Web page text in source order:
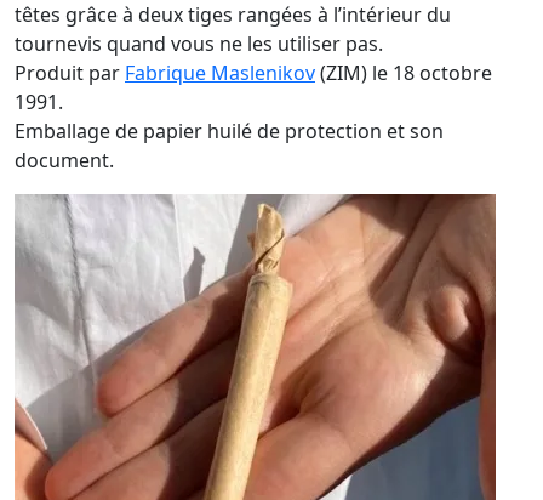
têtes grâce à deux tiges rangées à l’intérieur du
tournevis quand vous ne les utiliser pas.
Produit par Fabrique Maslenikov(ZIM) le 18 octobre
1991.
Emballage de papier huilé de protection et son
document.